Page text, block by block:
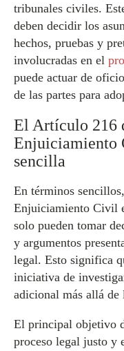
tribunales civiles.
deben decidir los
hechos, pruebas y
involucradas en el
puede actuar de
de las partes para
El Artículo 216
Enjuiciamiento
sencilla
En términos
Enjuiciamiento Civil
solo pueden tomar
y argumentos
legal. Esto significa
iniciativa de
adicional más allá de
El principal objetivo
proceso legal justo y